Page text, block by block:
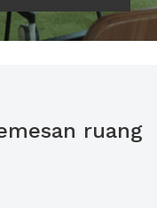
ruang